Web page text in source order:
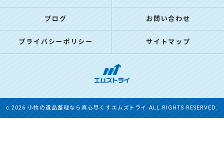
ブログ お問い合わせ
プライバシーポリシー サイトマップ
c 2026 小牧の遺品整理なら真心尽くすエムズトライ ALL RIGHTS RESERVED.